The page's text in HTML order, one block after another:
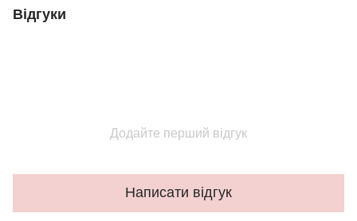
Відгуки
Додайте перший відгук
Написати відгук